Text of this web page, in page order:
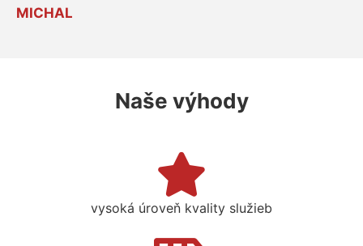
MICHAL
Naše výhody
vysoká úroveň kvality služieb